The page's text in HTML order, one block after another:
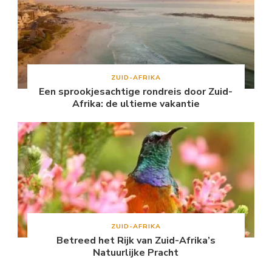
ZUID-AFRIKA
Een sprookjesachtige rondreis door Zuid-
Afrika: de ultieme vakantie
ZUID-AFRIKA
Betreed het Rijk van Zuid-Afrika’s
Natuurlijke Pracht